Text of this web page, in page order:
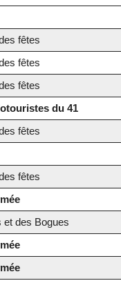
fêtes
fêtes
fêtes
du 41
fêtes
fêtes
et des Bogues